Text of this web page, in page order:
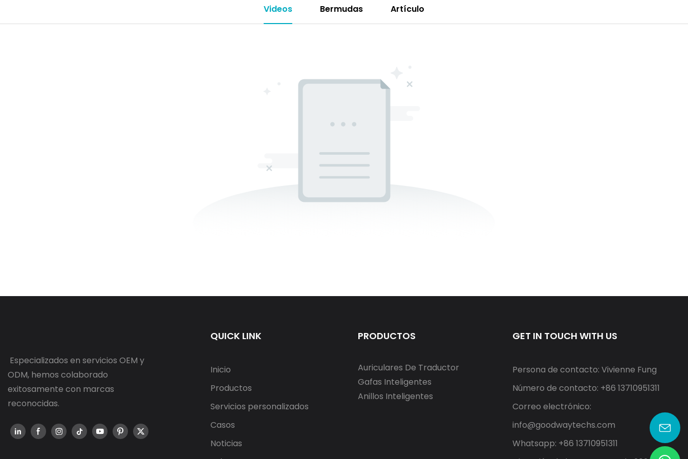
Videos Bermudas Artículo
Especializados en servicios OEM y
ODM, hemos colaborado
exitosamente con marcas
reconocidas.
QUICK LINK
Inicio
Productos
Servicios personalizados
Casos
Noticias
PRODUCTOS
Auriculares De Traductor
Gafas Inteligentes
Anillos Inteligentes
GET IN TOUCH WITH US
Persona de contacto: Vivienne Fung
Número de contacto: +86 13710951311
Correo electrónico:
info@goodwaytechs.com
Whatsapp: +86 13710951311